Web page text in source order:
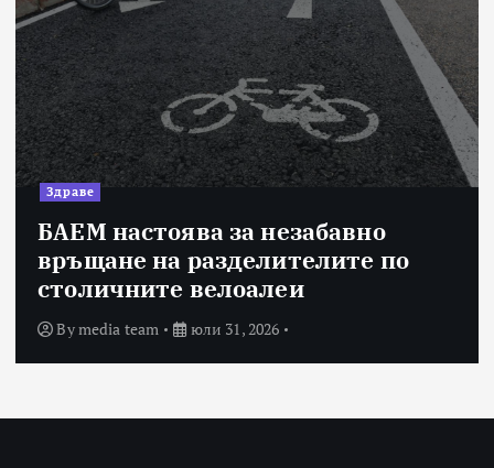
Здраве
БАЕМ настоява за незабавно
връщане на разделителите по
столичните велоалеи
Bymedia team юли 31, 2026